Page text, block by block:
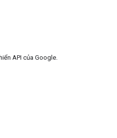
API của Google.